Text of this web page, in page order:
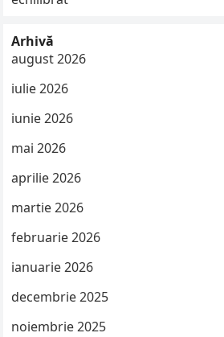
Arhivă
august 2026
iulie 2026
iunie 2026
mai 2026
aprilie 2026
martie 2026
februarie 2026
ianuarie 2026
decembrie 2025
noiembrie 2025